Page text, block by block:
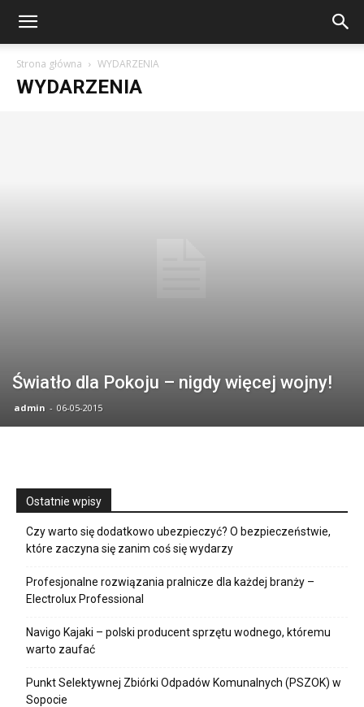
Strona główna WYDARZENIA
WYDARZENIA
Światło dla Pokoju – nigdy więcej wojny!
admin - 06-05-2015
Ostatnie wpisy
Czy warto się dodatkowo ubezpieczyć? O bezpieczeństwie,
które zaczyna się zanim coś się wydarzy
Profesjonalne rozwiązania pralnicze dla każdej branży –
Electrolux Professional
Navigo Kajaki – polski producent sprzętu wodnego, któremu
warto zaufać
Punkt Selektywnej Zbiórki Odpadów Komunalnych (PSZOK) w
Sopocie